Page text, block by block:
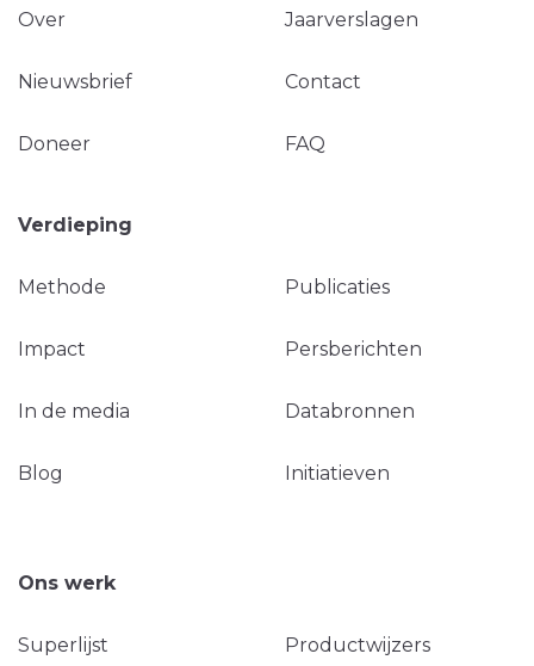
Over Jaarverslagen
Nieuwsbrief Contact
Doneer FAQ
Verdieping
Methode Publicaties
Impact Persberichten
In de media Databronnen
Blog Initiatieven
Ons werk
Superlijst Productwijzers